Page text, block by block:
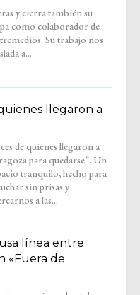
a...
llegaron a
a las...
línea entre
«Fuera de